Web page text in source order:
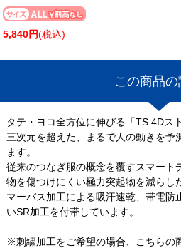
5,840円(税込)
この商品の
タテ・ヨコ全方位に伸びる「TS 4Dス
三次元を超えた、まるで人の動きを予
ます。
従来のつなぎ服の概念を覆すスマート
物を傷つけにくい極力突起物を減らし
マーバス加工による吸汗速乾、帯電防
いSR加工を付帯しています。
※刺繍加工をご希望の場合、こちらの